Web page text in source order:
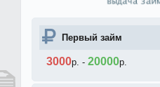
Первый займ
3000р. - 20000р.